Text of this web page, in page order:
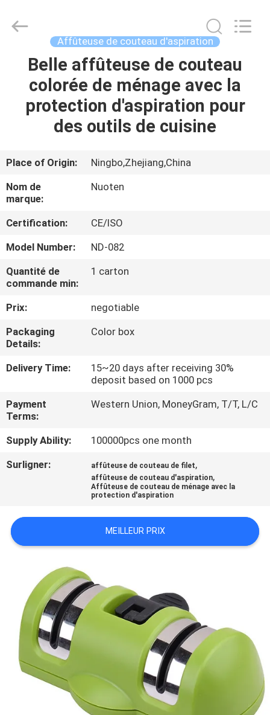
MAISON
VIDÉOS
À
PROPOS
DE
NOUS
DE
L'USINE
CONTRÔLE
DE
LA
QUALITÉ
CONTACTER
LES
AFFAIRES
DEMANDEZ
UN
Electric
Appliance
Affûteuse de couteau d'aspiration
Belle affûteuse de couteau
colorée de ménage avec la
protection d'aspiration pour
des outils de cuisine
Place of Origin:
Ningbo,Zhejiang,China
Nom de
marque:
Nuoten
Certification:
CE/ISO
Model Number:
ND-082
Quantité de
commande min:
1 carton
Prix:
negotiable
Packaging
Details:
Color box
Delivery Time:
15~20 days after receiving 30%
deposit based on 1000 pcs
Payment
Terms:
Western Union, MoneyGram, T/T, L/C
Supply Ability:
100000pcs one month
Surligner:
affûteuse de couteau de filet,
affûteuse de couteau d'aspiration,
Affûteuse de couteau de ménage avec la
protection d'aspiration
MEILLEUR PRIX